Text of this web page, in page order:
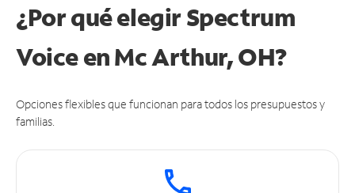
¿Por qué elegir Spectrum
Voice en Mc Arthur, OH?
Opciones flexibles que funcionan para todos los presupuestos y
familias.